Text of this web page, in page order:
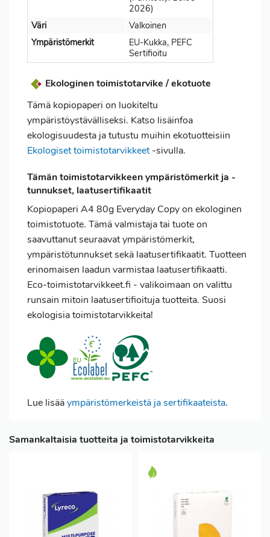
2026)
Väri
Valkoinen
Ympäristömerkit
EU-Kukka, PEFC
Sertifioitu
Ekologinen toimistotarvike / ekotuote
Tämä kopiopaperi on luokiteltu
ympäristöystävälliseksi. Katso lisäinfoa
ekologisuudesta ja tutustu muihin ekotuotteisiin
Ekologiset toimistotarvikkeet-sivulla.
Tämän toimistotarvikkeen ympäristömerkit ja -
tunnukset, laatusertifikaatit
Kopiopaperi A4 80g Everyday Copy on ekologinen
toimistotuote. Tämä valmistaja tai tuote on
saavuttanut seuraavat ympäristömerkit,
ympäristötunnukset sekä laatusertifikaatit. Tuotteen
erinomaisen laadun varmistaa laatusertifikaatti.
Eco-toimistotarvikkeet.fi - valikoimaan on valittu
runsain mitoin laatusertifioituja tuotteita. Suosi
ekologisia toimistotarvikkeita!
Lue lisääympäristömerkeistä ja sertifikaateista.
Samankaltaisia tuotteita ja toimistotarvikkeita